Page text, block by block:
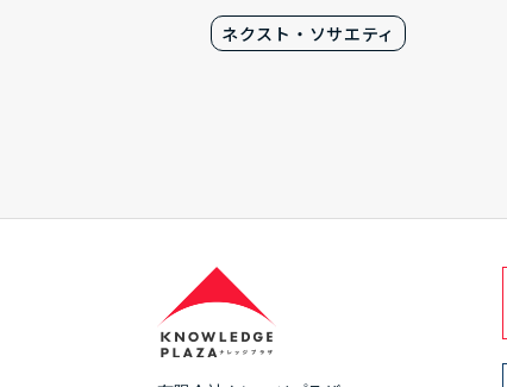
ネクスト・ソサエティ